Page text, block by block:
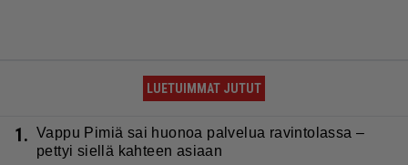
LUETUIMMAT JUTUT
1. Vappu Pimiä sai huonoa palvelua ravintolassa –
pettyi siellä kahteen asiaan